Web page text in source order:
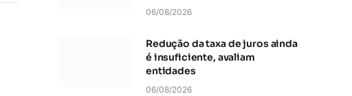
06/08/2026
Redução da taxa de juros ainda
é insuficiente, avaliam
entidades
06/08/2026